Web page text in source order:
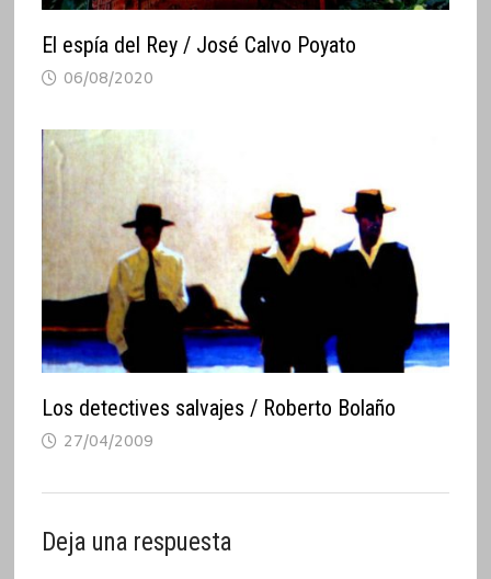
El espía del Rey / José Calvo Poyato
06/08/2020
Los detectives salvajes / Roberto Bolaño
27/04/2009
Deja una respuesta